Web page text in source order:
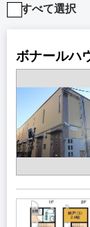
すべて選択
ボナールハ